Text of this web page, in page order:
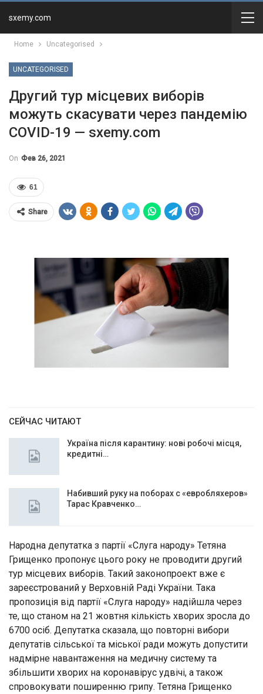
sxemy.com
Home Uncategorised
UNCATEGORISED
Другий тур місцевих виборів
можуть скасувати через пандемію
COVID-19 — sxemy.com
On Фев 26, 2021
61
Share
СЕЙЧАС ЧИТАЮТ
Україна після карантину: нові робочі місця,
кредитні…
Набивший руку на поборах с «евробляхеров»
Тарас Кравченко…
Народна депутатка з партії «Слуга народу» Тетяна
Грищенко пропонує цього року не проводити другий
тур місцевих виборів. Такий законопроект вже є
зареєстрований у Верховній Раді України. Така
пропозиція від партії «Слуга народу» надійшла через
те, що станом на 21 жовтня кількість хворих зросла до
6700 осіб. Депутатка сказала, що повторні вибори
депутатів сільської та міської ради можуть допустити
надмірне навантаження на медичну систему та
збільшити хворих на коронавірус удвічі, а також
спровокувати поширенню грипу. Тетяна Грищенко